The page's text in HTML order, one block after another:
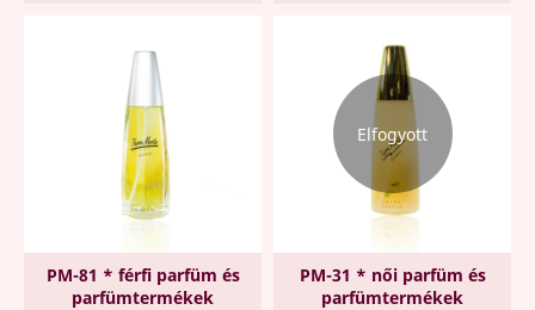
PM-81 * férfi parfüm és
parfümtermékek
Elfogyott
PM-31 * női parfüm és
parfümtermékek